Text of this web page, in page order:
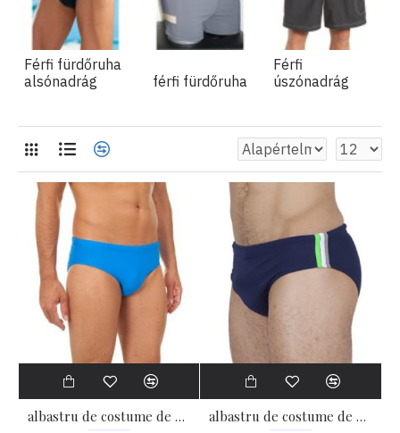
Férfi fürdőruha
alsónadrág
férfi fürdőruha
Férfi
úszónadrág
albastru de costume de baie albastru de costume de baie